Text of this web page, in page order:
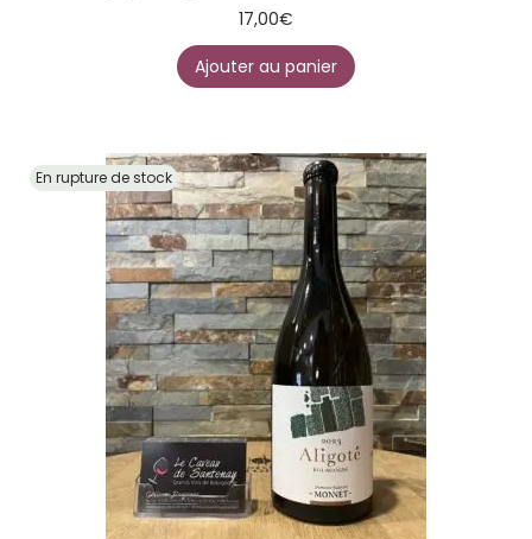
17,00€
Ajouter au panier
En rupture de stock